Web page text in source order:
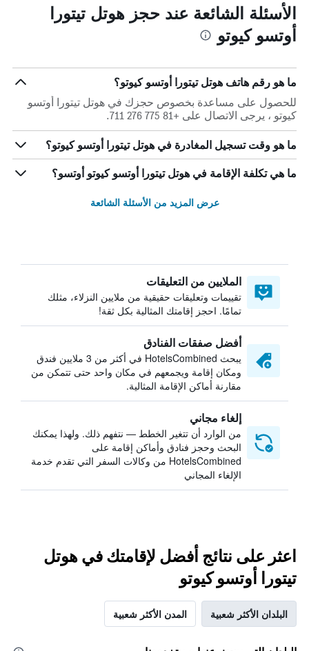
الأسئلة الشائعة عند حجز هوتل تيتورا
أوتسو كيوتو
ما هو رقم هاتف هوتل تيتورا أوتسو كيوتو؟
للحصول على مساعدة بخصوص حجزك في هوتل تيتورا أوتسو
كيوتو ، يرجى الاتصال على +81 775 276 711.
ما هو وقت تسجيل المغادرة في هوتل تيتورا أوتسو كيوتو؟
ما هي تكلفة الإقامة في هوتل تيتورا أوتسو كيوتو أوتسو؟
عرض المزيد من الأسئلة الشائعة
الملايين من التعليقات
تقييمات وتعليقات حقيقية من ملايين النزلاء، مثلك
تمامًا. احجز إقامتك المثالية بكل ثقة!
أفضل صفقات الفنادق
يبحث HotelsCombined في أكثر من 3 ملايين فندق
ومكان إقامة ويجمعهم في مكان واحد حتى تتمكن من
مقارنة أماكن الإقامة المثالية.
إلغاء مجاني
من الوارد أن تتغير الخطط — نتفهم ذلك. ولهذا يمكنك
البحث وحجز فنادق وأماكن إقامة على
HotelsCombined من وكالات السفر التي تقدم خدمة
الإلغاء المجاني
اعثر على نتائج أفضل لإقامتك في هوتل
تيتورا أوتسو كيوتو
البلدان الأكثر شعبية المدن الأكثر شعبية